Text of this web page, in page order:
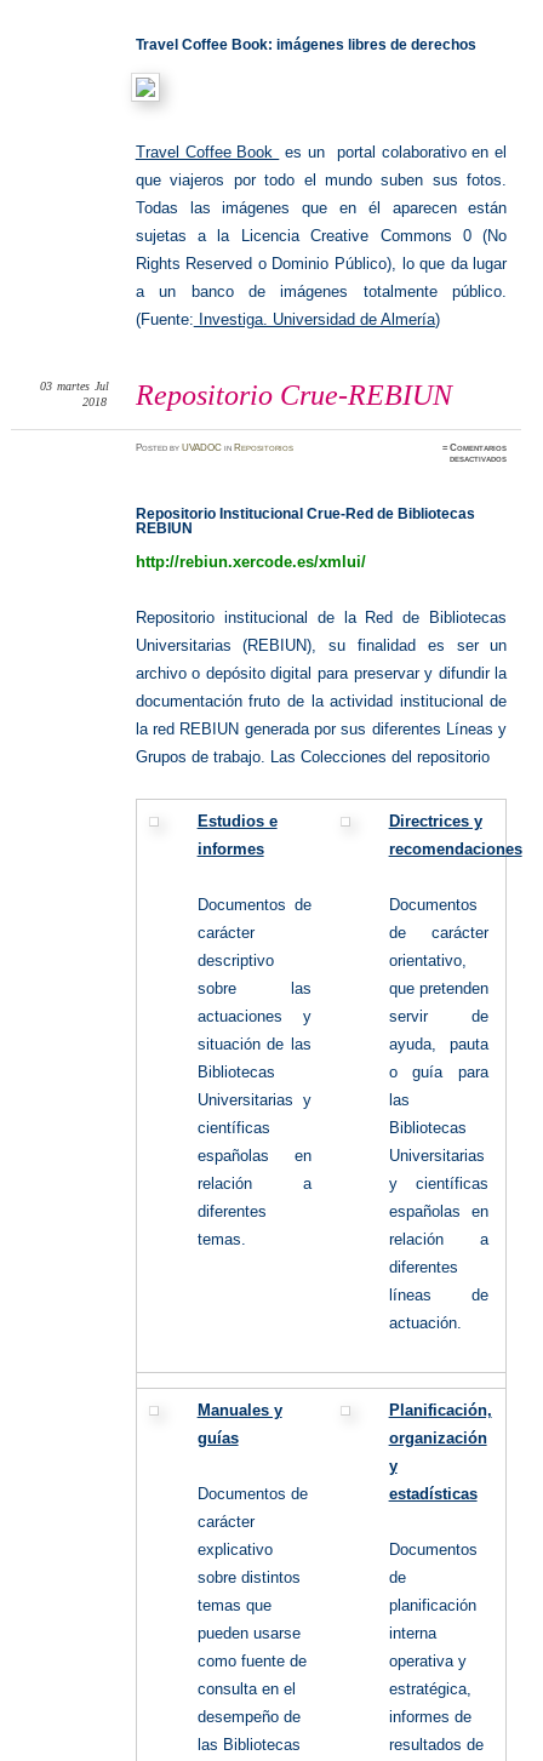
Travel Coffee Book: imágenes libres de derechos
Travel Coffee Book
es un portal colaborativo en el
que viajeros por todo el mundo suben sus fotos.
Todas las imágenes que en él aparecen están
sujetas a la Licencia Creative Commons 0 (No
Rights Reserved o Dominio Público), lo que da lugar
a un banco de imágenes totalmente público.
(Fuente: Investiga. Universidad de Almería)
Repositorio Crue-REBIUN
03 martes Jul
2018
PostedbyUVADOC in Repositorios ≈Comentarios
desactivadosen
Repositorio Institucional Crue-Red de Bibliotecas
REBIUN
http://rebiun.xercode.es/xmlui/
Repositorio institucional de la Red de Bibliotecas
Universitarias (REBIUN), su finalidad es ser un
archivo o depósito digital para preservar y difundir la
documentación fruto de la actividad institucional de
la red REBIUN generada por sus diferentes Líneas y
Grupos de trabajo. Las Colecciones del repositorio
Estudios e
informes
Documentos de
carácter
descriptivo
sobre las
actuaciones y
situación de las
Bibliotecas
Universitarias y
científicas
españolas en
relación a
diferentes
temas.
Directrices y
recomendaciones
Documentos
de carácter
orientativo,
que pretenden
servir de
ayuda, pauta
o guía para
las
Bibliotecas
Universitarias
y científicas
españolas en
relación a
diferentes
líneas de
actuación.
Manuales y
guías
Documentos de
carácter
explicativo
sobre distintos
temas que
pueden usarse
como fuente de
consulta en el
desempeño de
las Bibliotecas
Planificación,
organización
y
estadísticas
Documentos
de
planificación
interna
operativa y
estratégica,
informes de
resultados de